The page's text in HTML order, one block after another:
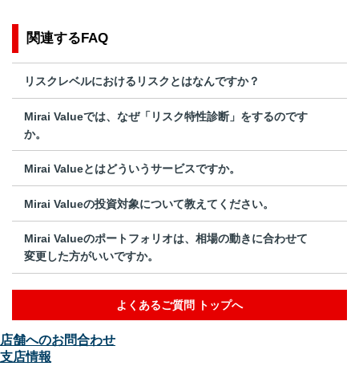
関連するFAQ
リスクレベルにおけるリスクとはなんですか？
Mirai Valueでは、なぜ「リスク特性診断」をするのです
か。
Mirai Valueとはどういうサービスですか。
Mirai Valueの投資対象について教えてください。
Mirai Valueのポートフォリオは、相場の動きに合わせて
変更した方がいいですか。
よくあるご質問 トップへ
店舗へのお問合わせ
支店情報